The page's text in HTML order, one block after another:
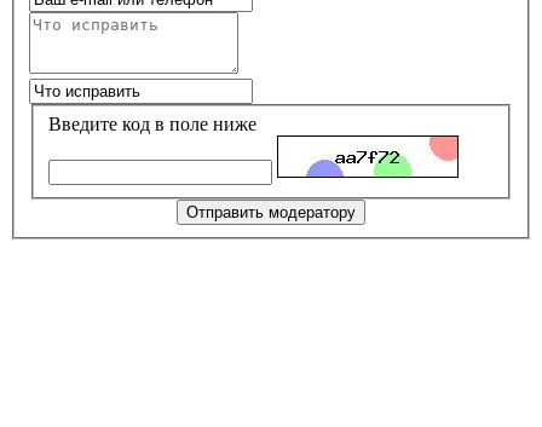
Введите код в поле ниже
Отправить модератору